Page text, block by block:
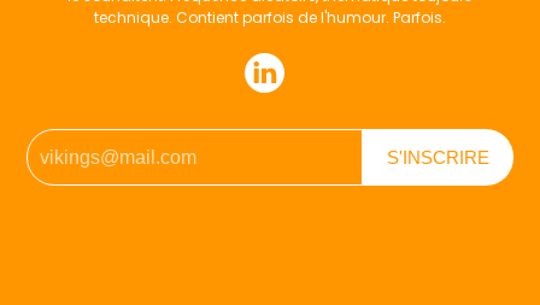
technique. Contient parfois de l'humour. Parfois.